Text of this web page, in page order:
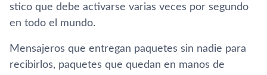
stico que debe activarse varias veces por segundo
en todo el mundo.
Mensajeros que entregan paquetes sin nadie para
recibirlos, paquetes que quedan en manos de